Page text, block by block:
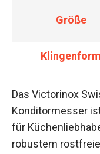
Größe
Klingenform
Das Victorinox
Konditormesser
für
robustem